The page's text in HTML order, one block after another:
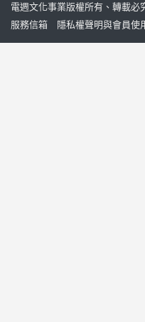
電週文化事業版權所有、轉載
服務信箱
隱私權聲明與會員使